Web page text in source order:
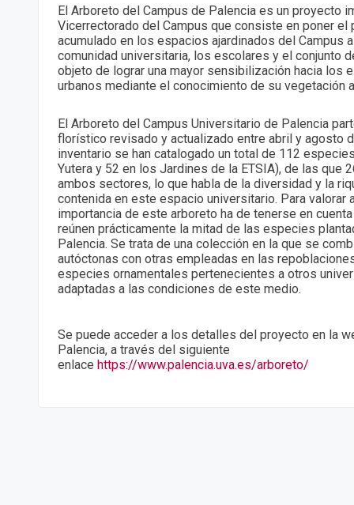
El Arboreto del Campus de Palencia es un proyecto
Vicerrectorado del Campus que consiste en poner
acumulado en los espacios ajardinados del Campus
comunidad universitaria, los escolares y el conjunto
objeto de lograr una mayor sensibilización hacia los
urbanos mediante el conocimiento de su vegetación
El Arboreto del Campus Universitario de Palencia
florístico revisado y actualizado entre abril y agosto
inventario se han catalogado un total de 112
Yutera y 52 en los Jardines de la ETSIA), de las que
ambos sectores, lo que habla de la diversidad y la
contenida en este espacio universitario. Para valorar
importancia de este arboreto ha de tenerse en
reúnen prácticamente la mitad de las especies
Palencia. Se trata de una colección en la que se
autóctonas con otras empleadas en las
especies ornamentales pertenecientes a otros
adaptadas a las condiciones de este medio.
Se puede acceder a los detalles del proyecto en la
Palencia, a través del siguiente
enlace https://www.palencia.uva.es/arboreto/